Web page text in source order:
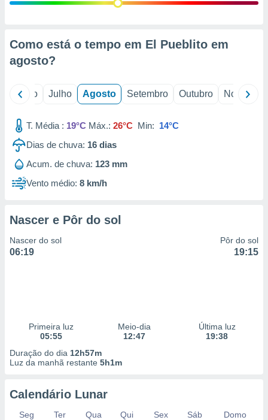
estudos
1199
Como está o tempo em El Pueblito em
agosto?
Junho Julho Agosto Setembro Outubro Novembro
T. Média : 19°C Máx.: 26°C Min: 14°C
Dias de chuva: 16 dias
Acum. de chuva: 123 mm
Vento médio: 8 km/h
Nascer e Pôr do sol
Nascer do sol
06:19
Pôr do sol
19:15
Primeira luz
05:55
Meio-dia
12:47
Última luz
19:38
Duração do dia 12h57m
Luz da manhã restante 5h1m
Calendário Lunar
Seg Ter Qua Qui Sex Sáb
Domo